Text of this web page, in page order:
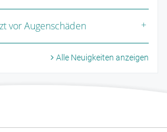
vor Augenschäden
Alle Neuigkeiten anzeigen